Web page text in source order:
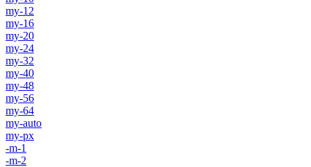
my-12
my-16
my-20
my-24
my-32
my-40
my-48
my-56
my-64
my-auto
my-px
-m-1
-m-2